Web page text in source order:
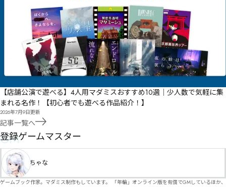
【店舗公演で遊べる】4人用マダミスおすすめ10選｜少人数で気軽に集
まれる名作！【初心者でも遊べる作品紹介！】
2026年7月9日更新
記事一覧へ
GM
登録ゲームマスター
ちゃな
ゲームブック作家。マダミス制作もしています。 「年輪」オンライン版を有償でGMしているほか、